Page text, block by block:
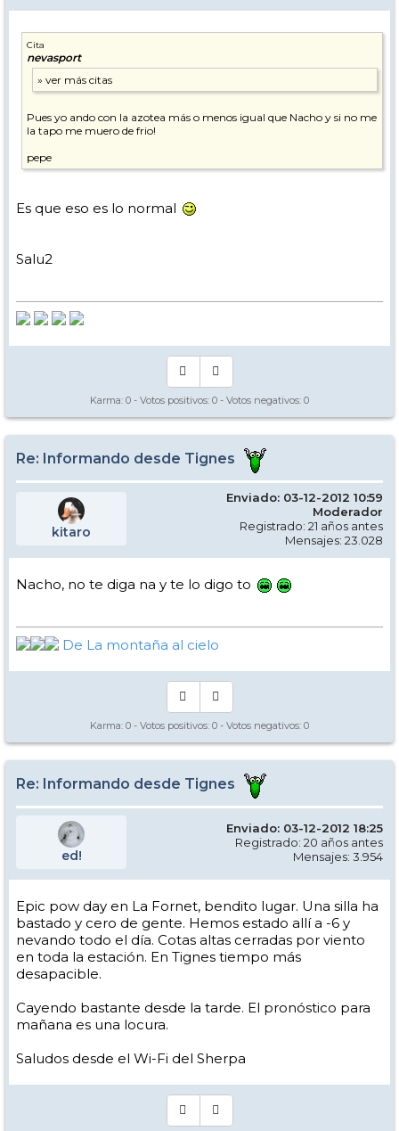
Cita
nevasport
Pues yo ando con la azotea más o menos igual que Nacho y si no me
la tapo me muero de frio!
pepe
Es que eso es lo normal
Salu2
Karma: 0 - Votos positivos: 0 - Votos negativos: 0
Re: Informando desde Tignes
kitaro
Enviado: 03-12-2012 10:59
Moderador
Registrado: 21 años antes
Mensajes: 23.028
Nacho, no te diga na y te lo digo to
De La montaña al cielo
Karma: 0 - Votos positivos: 0 - Votos negativos: 0
Re: Informando desde Tignes
ed!
Enviado: 03-12-2012 18:25
Registrado: 20 años antes
Mensajes: 3.954
Epic pow day en La Fornet, bendito lugar. Una silla ha
bastado y cero de gente. Hemos estado allí a -6 y
nevando todo el día. Cotas altas cerradas por viento
en toda la estación. En Tignes tiempo más
desapacible.
Cayendo bastante desde la tarde. El pronóstico para
mañana es una locura.
Saludos desde el Wi-Fi del Sherpa